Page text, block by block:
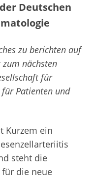
Deutschen
zu berichten auf
zum nächsten
für
Patienten und
Kurzem ein
steht die
die neue